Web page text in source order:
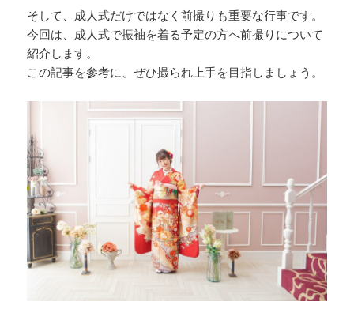
そして、成人式だけではなく前撮りも重要な行事です。
今回は、成人式で振袖を着る予定の方へ前撮りについて
紹介します。
この記事を参考に、ぜひ撮られ上手を目指しましょう。